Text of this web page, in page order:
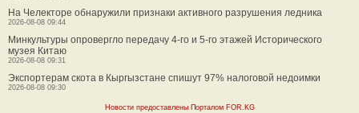
На Челекторе обнаружили признаки активного разрушения ледника
2026-08-08 09:44
Минкультуры опровергло передачу 4-го и 5-го этажей Исторического
музея Китаю
2026-08-08 09:31
Экспортерам скота в Кыргызстане спишут 97% налоговой недоимки
2026-08-08 09:30
Новости предоставлены Порталом FOR.KG